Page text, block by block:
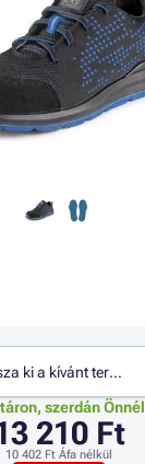
Válassza ki a kívánt termékváltozatot
szerdán Önnél
210 Ft
10 402 Ft Áfa nélkül